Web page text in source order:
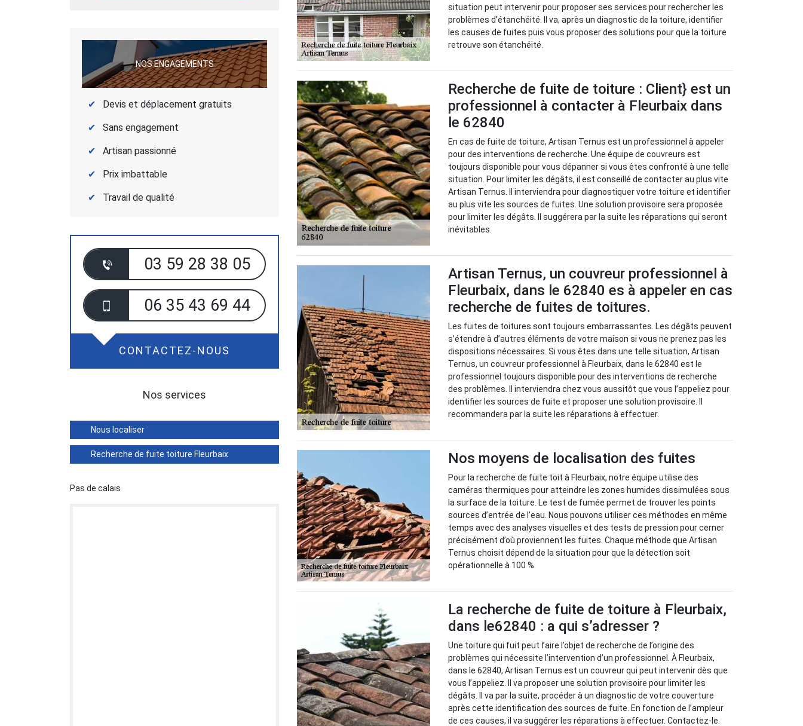
NOS ENGAGEMENTS
Devis et déplacement gratuits
Sans engagement
Artisan passionné
Prix imbattable
Travail de qualité
03 59 28 38 05
06 35 43 69 44
CONTACTEZ-NOUS
Nos services
Nous localiser
Recherche de fuite toiture Fleurbaix
Pas de calais
situation peut intervenir pour proposer ses services pour rechercher les
problèmes d’étanchéité. Il va, après un diagnostic de la toiture, identifier
les causes de fuites puis vous proposer des solutions pour que la toiture
retrouve son étanchéité.
Recherche de fuite de toiture : Client} est un
professionnel à contacter à Fleurbaix dans
le 62840
En cas de fuite de toiture, Artisan Ternus est un professionnel à appeler
pour des interventions de recherche. Une équipe de couvreurs est
toujours disponible pour vous dépanner si vous êtes confronté à une telle
situation. Pour limiter les dégâts, il est conseillé de contacter au plus vite
Artisan Ternus. Il interviendra pour diagnostiquer votre toiture et identifier
au plus vite les sources de fuites. Une solution provisoire sera proposée
pour limiter les dégâts. Il suggérera par la suite les réparations qui seront
inévitables.
Artisan Ternus, un couvreur professionnel à
Fleurbaix, dans le 62840 es à appeler en cas
recherche de fuites de toitures.
Les fuites de toitures sont toujours embarrassantes. Les dégâts peuvent
s’étendre à d’autres éléments de votre maison si vous ne prenez pas les
dispositions nécessaires. Si vous êtes dans une telle situation, Artisan
Ternus, un couvreur professionnel à Fleurbaix, dans le 62840 est le
professionnel toujours disponible pour des interventions de recherche
des problèmes. Il interviendra chez vous aussitôt que vous l’appeliez pour
identifier les sources de fuite et proposer une solution provisoire. Il
recommandera par la suite les réparations à effectuer.
Nos moyens de localisation des fuites
Pour la recherche de fuite toit à Fleurbaix, notre équipe utilise des
caméras thermiques pour atteindre les zones humides dissimulées sous
la surface de la toiture. Le test de fumée permet de trouver les points
sources d’entrée de l’eau. Nous pouvons utiliser ces méthodes en même
temps avec des analyses visuelles et des tests de pression pour cerner
précisément d’où proviennent les fuites. Chaque méthode que Artisan
Ternus choisit dépend de la situation pour que la détection soit
opérationnelle à 100 %.
La recherche de fuite de toiture à Fleurbaix,
dans le62840 : a qui s’adresser ?
Une toiture qui fuit peut faire l’objet de recherche de l’origine des
problèmes qui nécessite l’intervention d’un professionnel. À Fleurbaix,
dans le 62840, Artisan Ternus est un couvreur qui peut intervenir dès que
vous l’appeliez. Il va proposer une solution provisoire pour limiter les
dégâts. Il va par la suite, procéder à un diagnostic de votre couverture
après cette identification des sources de fuite. En fonction de l’ampleur
de ces causes, il va suggérer les réparations à effectuer. Contactez-le.